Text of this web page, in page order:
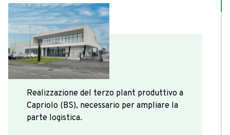
2022
Realizzazione del terzo plant produttivo a
Capriolo (BS), necessario per ampliare la
parte logistica.